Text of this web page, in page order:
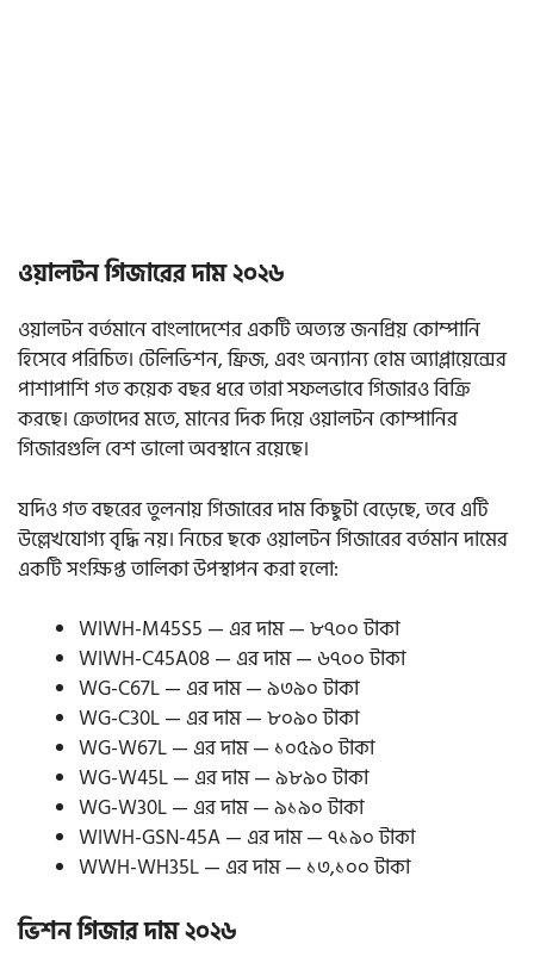
ওয়ালটন গিজারের দাম ২০২৬
ওয়ালটন বর্তমানে বাংলাদেশের একটি অত্যন্ত জনপ্রিয় কোম্পানি
হিসেবে পরিচিত। টেলিভিশন, ফ্রিজ, এবং অন্যান্য হোম অ্যাপ্লায়েন্সের
পাশাপাশি গত কয়েক বছর ধরে তারা সফলভাবে গিজারও বিক্রি
করছে। ক্রেতাদের মতে, মানের দিক দিয়ে ওয়ালটন কোম্পানির
গিজারগুলি বেশ ভালো অবস্থানে রয়েছে।
যদিও গত বছরের তুলনায় গিজারের দাম কিছুটা বেড়েছে, তবে এটি
উল্লেখযোগ্য বৃদ্ধি নয়। নিচের ছকে ওয়ালটন গিজারের বর্তমান দামের
একটি সংক্ষিপ্ত তালিকা উপস্থাপন করা হলো:
WIWH-M45S5 — এর দাম — ৮৭০০ টাকা
WIWH-C45A08 — এর দাম — ৬৭০০ টাকা
WG-C67L — এর দাম — ৯৩৯০ টাকা
WG-C30L — এর দাম — ৮০৯০ টাকা
WG-W67L — এর দাম — ১০৫৯০ টাকা
WG-W45L — এর দাম — ৯৮৯০ টাকা
WG-W30L — এর দাম — ৯১৯০ টাকা
WIWH-GSN-45A — এর দাম — ৭১৯০ টাকা
WWH-WH35L— এর দাম — ১৩,১০০ টাকা
ভিশন গিজার দাম ২০২৬